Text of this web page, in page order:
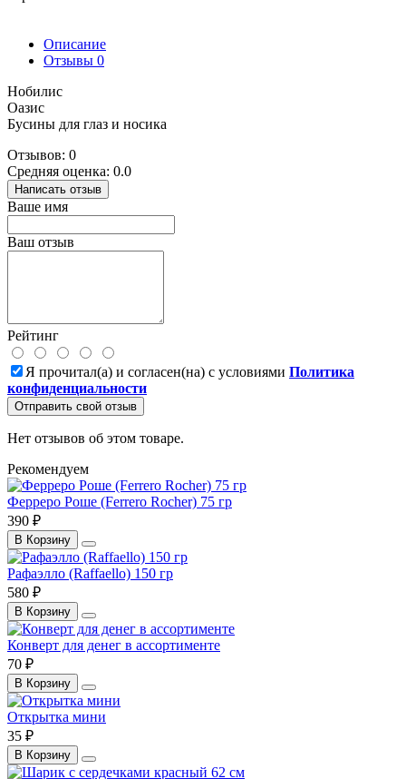
Описание
Отзывы 0
Нобилис
Оазис
Бусины для глаз и носика
Отзывов: 0
Средняя оценка: 0.0
Написать отзыв
Ваше имя
Ваш отзыв
Рейтинг
Я прочитал(а) и согласен(на) с условиями Политика
конфиденциальности
Отправить свой отзыв
Нет отзывов об этом товаре.
Рекомендуем
Ферреро Роше (Ferrero Rocher) 75 гр
390 ₽
В Корзину
Рафаэлло (Raffaello) 150 гр
580 ₽
В Корзину
Конверт для денег в ассортименте
70 ₽
В Корзину
Открытка мини
35 ₽
В Корзину